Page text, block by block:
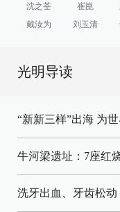
沈之荃 崔崑
戴汝为
刘玉清
光明导读
“新新三样”出海 为
牛河梁遗址：7座红
洗牙出血、牙齿松